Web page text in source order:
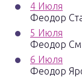
4 Июля
Феодор
5 Июля
Феодор
6 Июля
Феодор